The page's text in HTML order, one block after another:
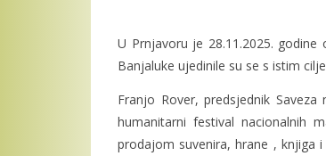
U Prnjavoru je 28.11.2025.
Banjaluke ujedinile su se s istim
Franjo Rover, predsjednik
humanitarni festival nacionalnih
prodajom suvenira, hrane , knjiga